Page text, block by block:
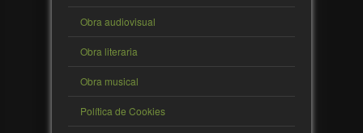
Obra audiovisual
Obra literaria
Obra musical
Política de Cookies